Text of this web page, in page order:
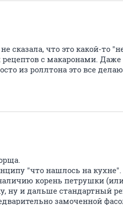
сказала, что это какой-то
с макаронами. Даже
из роллтона это все
"что нашлось на
корень петрушки
ну и дальше стандартный
замоченной